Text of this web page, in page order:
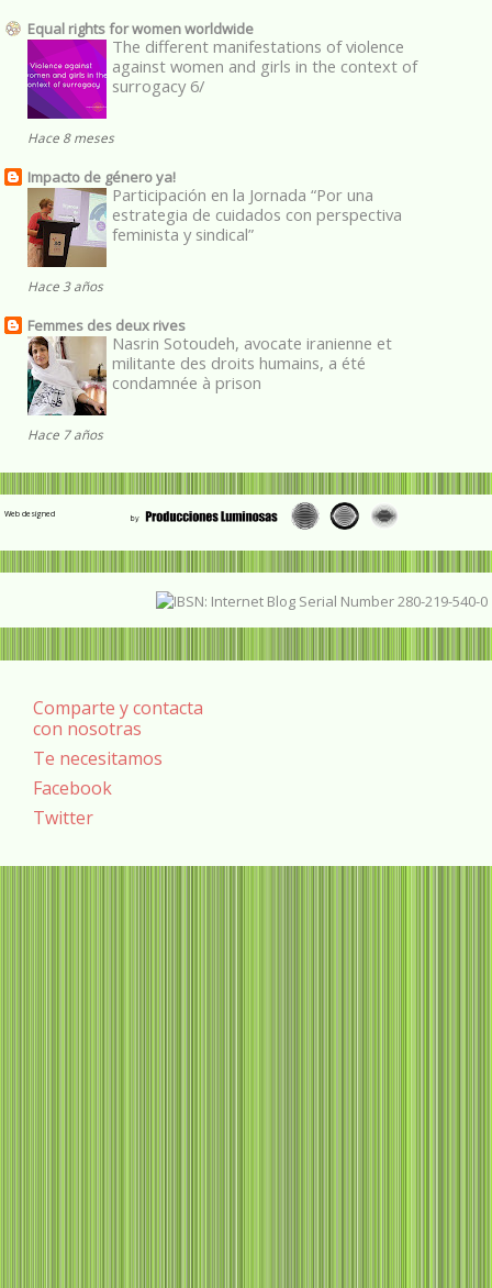
Equal rights for women worldwide
The different manifestations of violence
against women and girls in the context of
surrogacy 6/
Hace 8 meses
Impacto de género ya!
Participación en la Jornada “Por una
estrategia de cuidados con perspectiva
feminista y sindical”
Hace 3 años
Femmes des deux rives
Nasrin Sotoudeh, avocate iranienne et
militante des droits humains, a été
condamnée à prison
Hace 7 años
Web designed
Comparte y contacta
con nosotras
Te necesitamos
Facebook
Twitter